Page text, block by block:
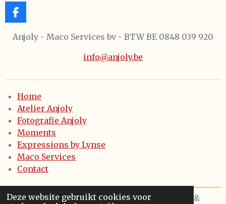
Deze website gebruikt cookies voor
t
m
F
a
c
k
Anjoly - Maco Services bv - BTW BE 0848 039 920
info@anjoly.be
Home
Atelier Anjoly
Fotografie Anjoly
Moments
Expressions by Lynse
Maco Services
Contact
© 2021 - 2024 - Anjoly keramiek & fotografie &